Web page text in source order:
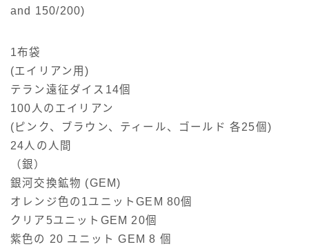
and 150/200)
1布袋
(エイリアン用)
テラン遠征ダイス14個
100人のエイリアン
(ピンク、ブラウン、ティール、ゴールド 各25個)
24人の人間
（銀）
銀河交換鉱物 (GEM)
オレンジ色の1ユニットGEM 80個
クリア5ユニットGEM 20個
紫色の 20 ユニット GEM 8 個